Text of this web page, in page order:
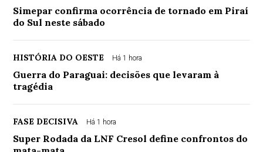
Simepar confirma ocorrência de tornado em Piraí
do Sul neste sábado
HISTÓRIA DO OESTE Há 1 hora
Guerra do Paraguai: decisões que levaram à
tragédia
FASE DECISIVA Há 1 hora
Super Rodada da LNF Cresol define confrontos do